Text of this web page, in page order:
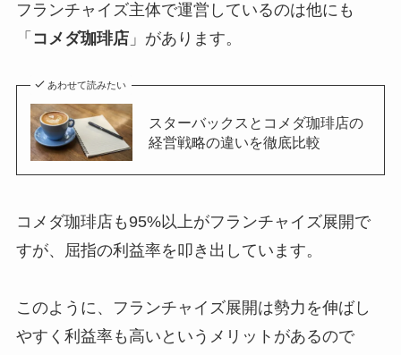
フランチャイズ主体で運営しているのは他にも
「 コメダ珈琲店」があります。
あわせて読みたい
スターバックスとコメダ珈琲店の
経営戦略の違いを徹底比較
コメダ珈琲店も95%以上がフランチャイズ展開で
すが、屈指の利益率を叩き出しています。
このように、フランチャイズ展開は勢力を伸ばし
やすく利益率も高いというメリットがあるので